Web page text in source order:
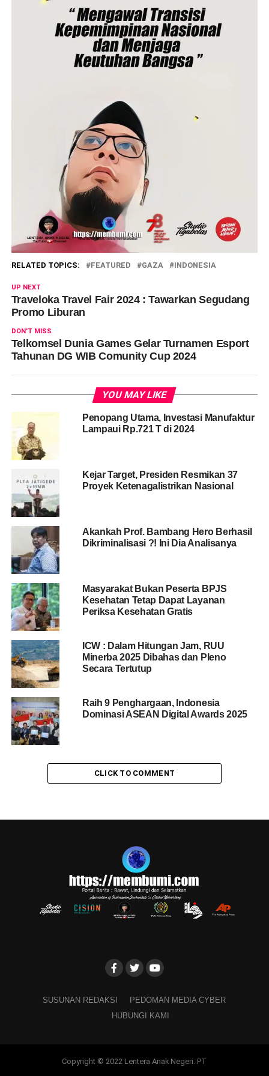
RELATED TOPICS: FEATURED GAZA INDONESIA
UP NEXT
Traveloka Travel Fair 2024 : Tawarkan Segudang
Promo Liburan
DON'T MISS
Telkomsel Dunia Games Gelar Turnamen Esport
Tahunan DG WIB Comunity Cup 2024
YOU MAY LIKE
Penopang Utama, Investasi Manufaktur
Lampaui Rp.721 T di 2024
Kejar Target, Presiden Resmikan 37
Proyek Ketenagalistrikan Nasional
Akankah Prof. Bambang Hero Berhasil
Dikriminalisasi ?! Ini Dia Analisanya
Masyarakat Bukan Peserta BPJS
Kesehatan Tetap Dapat Layanan
Periksa Kesehatan Gratis
ICW : Dalam Hitungan Jam, RUU
Minerba 2025 Dibahas dan Pleno
Secara Tertutup
Raih 9 Penghargaan, Indonesia
Dominasi ASEAN Digital Awards 2025
CLICK TO COMMENT
SUSUNAN REDAKSI
PEDOMAN MEDIA CYBER
HUBUNGI KAMI
Copyright © 2022 Lentera Anak Negeri. PT